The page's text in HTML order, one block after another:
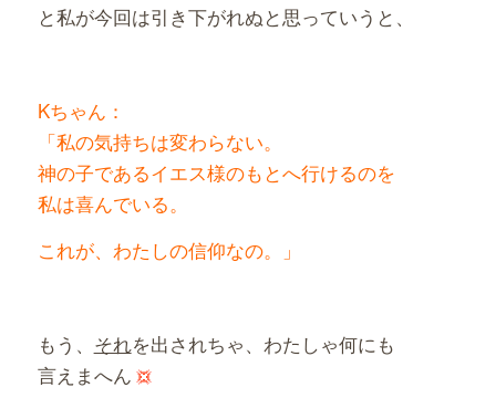
と私が今回は引き下がれぬと思っていうと、
Kちゃん：
「私の気持ちは変わらない。
神の子であるイエス様のもとへ行けるのを
私は喜んでいる。
これが、わたしの信仰なの。」
もう、 それを出されちゃ、わたしゃ何にも
言えまへん